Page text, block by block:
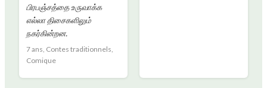
பிரபஞ்சத்தை உருவாக்க
எல்லா திசைகளிலும்
நகர்கின்றன.
7 ans, Contes traditionnels,
Comique